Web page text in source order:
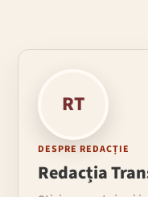
RT
DESPRE REDACȚIE
Redacția